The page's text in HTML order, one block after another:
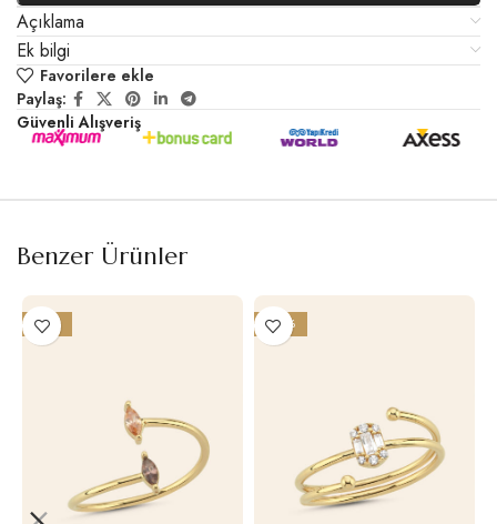
Açıklama
Ek bilgi
Favorilere ekle
Paylaş:
Güvenli Alışveriş
Benzer Ürünler
-19% -20%